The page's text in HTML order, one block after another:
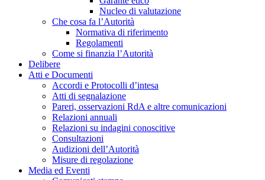
Nucleo di valutazione
Che cosa fa l’Autorità
Normativa di riferimento
Regolamenti
Come si finanzia l’Autorità
Delibere
Atti e Documenti
Accordi e Protocolli d’intesa
Atti di segnalazione
Pareri, osservazioni RdA e altre comunicazioni
Relazioni annuali
Relazioni su indagini conoscitive
Consultazioni
Audizioni dell’Autorità
Misure di regolazione
Media ed Eventi